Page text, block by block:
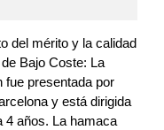
del mérito y la calidad
Bajo Coste: La
fue presentada por
y está dirigida
4 años. La hamaca